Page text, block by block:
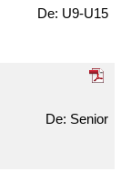
U9-U15
Senior